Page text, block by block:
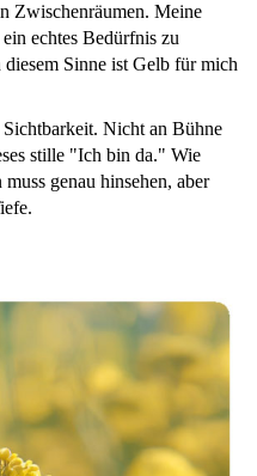
Zwischenräumen. Meine
echtes Bedürfnis zu
Sinne ist Gelb für mich
Nicht an Bühne
stille "Ich bin da." Wie
genau hinsehen, aber